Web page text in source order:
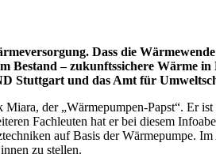
Dass die
Bestand – zukunftssichere Wärme
Stuttgart und das Amt für
der „Wärmepumpen-Papst“. Er
Fachleuten hat er bei diesem
auf Basis der Wärmepumpe.
zu stellen.